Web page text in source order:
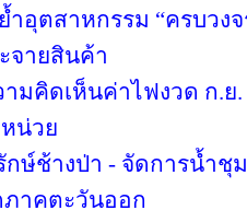
ำอุตสาหกรรม “ครบวง
จายสินค้า
มคิดเห็นค่าไฟงวด ก.ย.
น่วย
กษ์ช้างป่า - จัดการน้ำ
ภาคตะวันออก